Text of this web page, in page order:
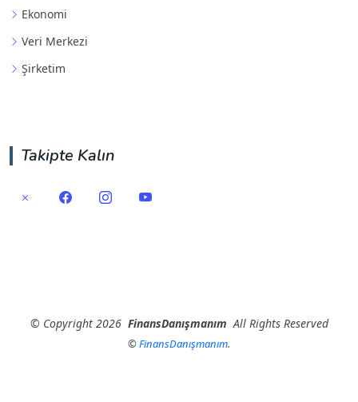
Ekonomi
Veri Merkezi
Şirketim
Takipte Kalın
© Copyright2026 FinansDanışmanım All Rights Reserved
©FinansDanışmanım.